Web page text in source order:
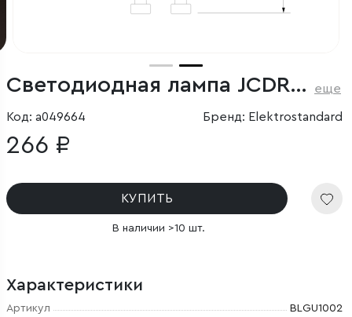
Светодиодная лампа JCDR 5W 4200K GU10 еще
Код: a049664 Бренд: Elektrostandard
266 ₽
КУПИТЬ
В наличии >10 шт.
Характеристики
Артикул
BLGU1002